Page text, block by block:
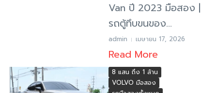
Van ปี 2023 มือสอง |
รถตู้ทึบขนของ...
admin เมษายน 17, 2026
Read More
8 แสน ถึง 1 ล้าน
VOLVO มือสอง